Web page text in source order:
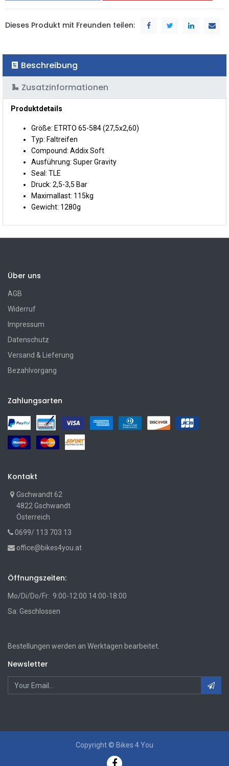
Dieses Produkt mit Freunden teilen:
Beschreibung
Zusatzinformationen
Produktdetails
Größe: ETRTO 65-584 (27,5x2,60)
Typ: Faltreifen
Compound: Addix Soft
Ausführung: Super Gravity
Seal: TLE
Druck: 2,5-3,5 Bar
Maximallast: 115kg
Gewicht: 1280g
Über uns
AGB
Widerruf
Impressum
Datenschutz
Versand & Lieferung
Bezahlvorgang
Zahlungsarten
Kontakt
Gschwandt 62
4822 Gschwandt
Österreich
0699/ 113 703 13
office@bikes4you.at
Öffnungszeiten:
Mo/Di/Do/Fr: 9:00-12:00 14:00-18:00
Sa: Geschlossen
Bestellungen werden an Werktagen bearbeitet.
Newsletter
Copyright © Bikes 4 You